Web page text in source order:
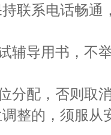
联系电话畅
辅导用书，不
分配，否则取
整的，须服从